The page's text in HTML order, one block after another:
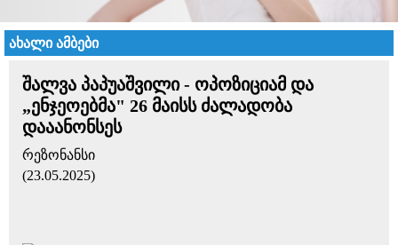
ახალი ამბები
შალვა პაპუაშვილი - ოპოზიციამ და
„ენჯეოებმა" 26 მაისს ძალადობა
დააანონსეს
რეზონანსი
(23.05.2025)